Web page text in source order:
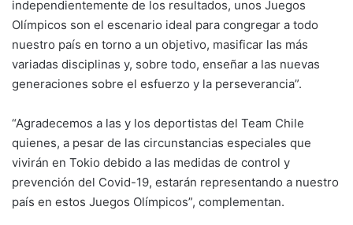
independientemente de los resultados, unos Juegos
Olímpicos son el escenario ideal para congregar a todo
nuestro país en torno a un objetivo, masificar las más
variadas disciplinas y, sobre todo, enseñar a las nuevas
generaciones sobre el esfuerzo y la perseverancia”.
“Agradecemos a las y los deportistas del Team Chile
quienes, a pesar de las circunstancias especiales que
vivirán en Tokio debido a las medidas de control y
prevención del Covid-19, estarán representando a nuestro
país en estos Juegos Olímpicos”, complementan.